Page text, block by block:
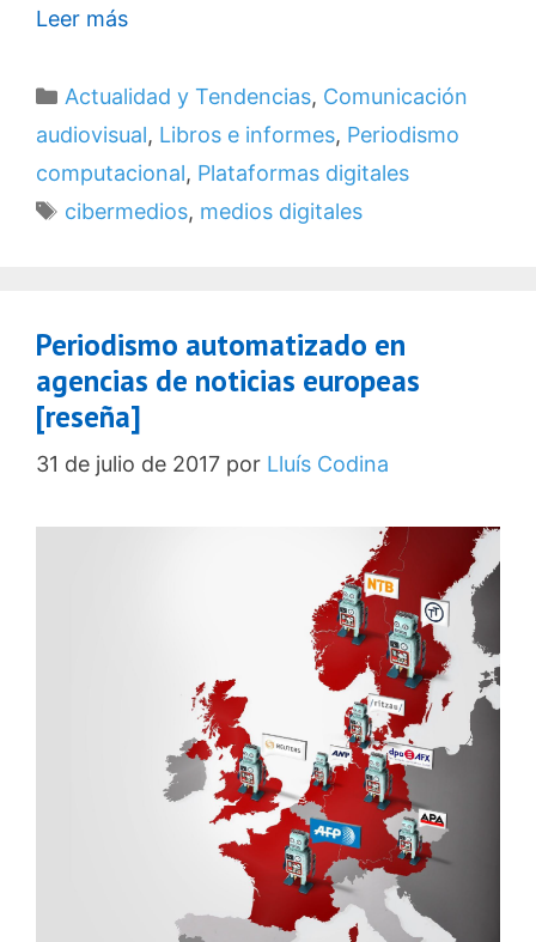
Leer más
Categorías
Actualidad y Tendencias, Comunicación
audiovisual, Libros e informes, Periodismo
computacional, Plataformas digitales
Etiquetas
cibermedios, medios digitales
Periodismo automatizado en
agencias de noticias europeas
[reseña]
31 de julio de 2017 por Lluís Codina